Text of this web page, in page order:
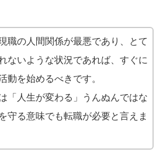
職の人間関係が最悪であり、とて
ないような状況であれば、すぐに
動を始めるべきです。
「人生が変わる」うんぬんではな
守る意味でも転職が必要と言えま